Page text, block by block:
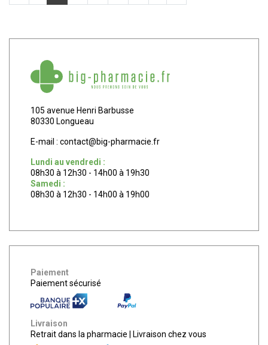
105 avenue Henri Barbusse
80330 Longueau
E-mail : contact@big-pharmacie.fr
Lundi au vendredi :
08h30 à 12h30 - 14h00 à 19h30
Samedi :
08h30 à 12h30 - 14h00 à 19h00
Paiement
Paiement sécurisé
Livraison
Retrait dans la pharmacie
Livraison chez vous